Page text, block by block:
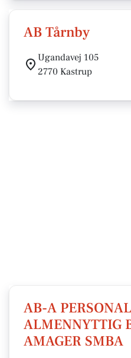
AB Tårnby
Ugandavej 105
2770 Kastrup
AB-A
ALMENNYTTIG
AMAGER SMBA